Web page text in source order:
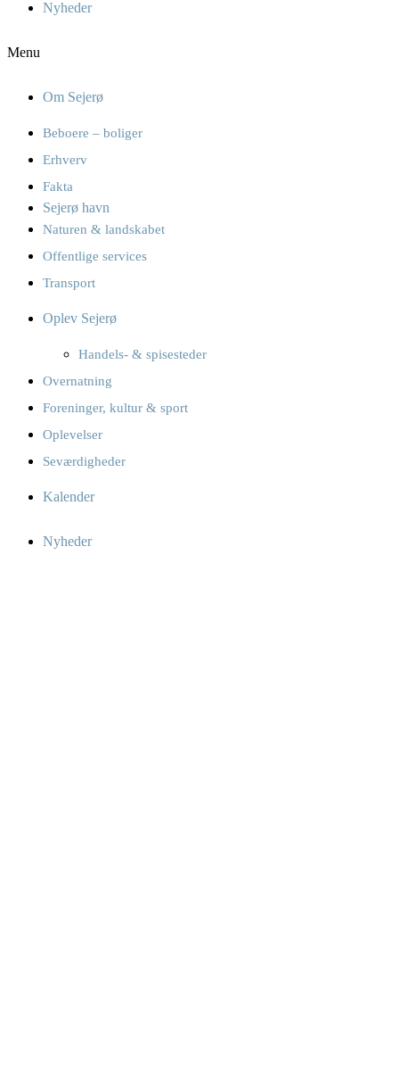
Nyheder
Menu
Om Sejerø
Beboere – boliger
Erhverv
Fakta
Sejerø havn
Naturen & landskabet
Offentlige services
Transport
Oplev Sejerø
Handels- & spisesteder
Overnatning
Foreninger, kultur & sport
Oplevelser
Seværdigheder
Kalender
Nyheder